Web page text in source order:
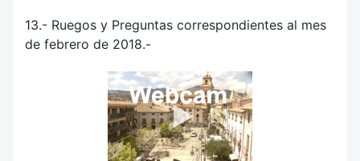
13.- Ruegos y Preguntas correspondientes al mes
de febrero de 2018.-